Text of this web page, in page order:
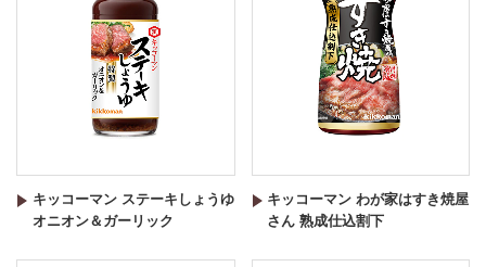
キッコーマン ステーキしょうゆ
オニオン＆ガーリック
キッコーマン わが家はすき焼屋
さん 熟成仕込割下